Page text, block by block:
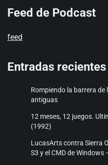
Feed de Podcast
feed
Entradas recientes
Rompiendo la barrera de
antiguas
12 meses, 12 juegos.
(1992)
LucasArts contra Sierra
S3 y el CMD de Windows